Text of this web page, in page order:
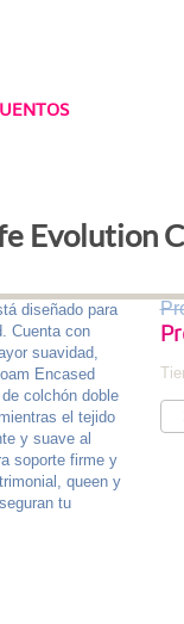
Evolution
diseñado para
Cuenta con
suavidad,
Encased
colchón doble
el tejido
y suave al
soporte firme y
queen y
tu